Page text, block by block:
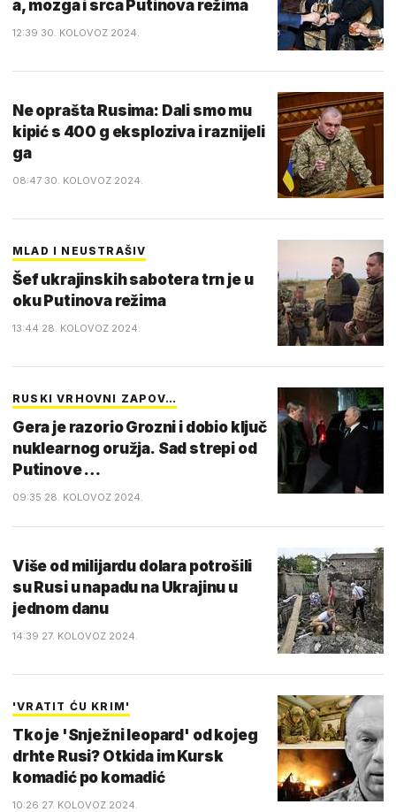
a, mozga i srca Putinova režima
12:39 30. KOLOVOZ 2024.
Ne oprašta Rusima: Dali smo mu
kipić s 400 g eksploziva i raznijeli
ga
08:47 30. KOLOVOZ 2024.
MLAD I NEUSTRAŠIV
Šef ukrajinskih sabotera trn je u
oku Putinova režima
13:44 28. KOLOVOZ 2024.
RUSKI VRHOVNI ZAPOV…
Gera je razorio Grozni i dobio ključ
nuklearnog oružja. Sad strepi od
Putinove …
09:35 28. KOLOVOZ 2024.
Više od milijardu dolara potrošili
su Rusi u napadu na Ukrajinu u
jednom danu
14:39 27. KOLOVOZ 2024.
'VRATIT ĆU KRIM'
Tko je 'Snježni leopard' od kojeg
drhte Rusi? Otkida im Kursk
komadić po komadić
10:26 27. KOLOVOZ 2024.